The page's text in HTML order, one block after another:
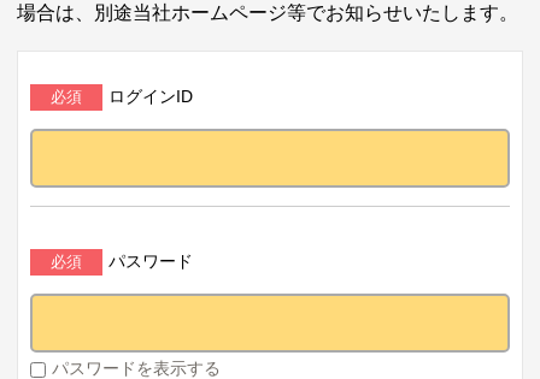
場合は、別途当社ホームページ等でお知らせいたします。
ログインID
パスワード
パスワードを表示する